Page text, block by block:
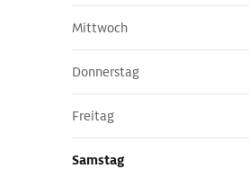
Mittwoch
Donnerstag
Freitag
Samstag